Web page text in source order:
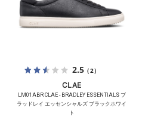
2.5（2）
CLAE
LM01ABR CLAE - BRADLEY ESSENTIALS ブ
ラッドレイ エッセンシャルズ ブラックホワイ
ト